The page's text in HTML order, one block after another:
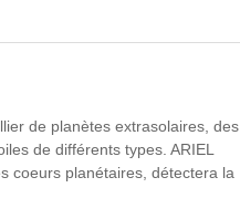
de planètes extrasolaires, des
de différents types. ARIEL
coeurs planétaires, détectera la